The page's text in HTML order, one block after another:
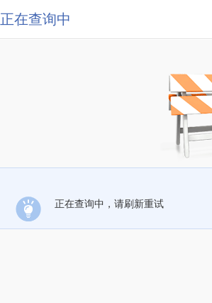
正在查询中
正在查询中，请刷新重试